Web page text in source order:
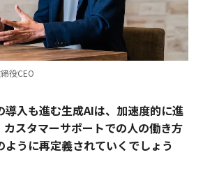
役CEO
入も進む生成AIは、加速度的に進
スタマーサポートでの人の働き方
ように再定義されていくでしょう